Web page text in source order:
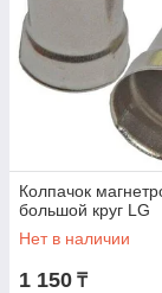
Колпачок
большой круг LG
Нет в наличии
1 150 ₸